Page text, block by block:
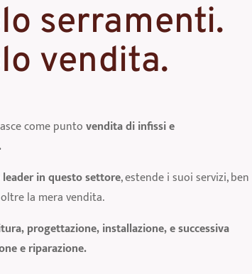
serramenti.
vendita.
come puntovendita di infissi e
leader in questo settore, estende i suoi servizi, ben
la mera vendita.
progettazione, installazione, e successiva
e riparazione.